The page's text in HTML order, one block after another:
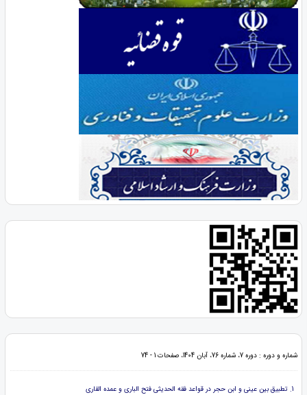
شماره و دوره : دوره 7، شماره 76، آبان 1404، صفحات 1 - 74
1. تطبیق بین عینی و ابن حجر در قواعد فقه الحدیثی فتح الباری و عمده القاری